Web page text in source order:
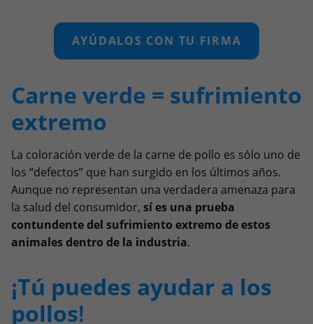
AYÚDALOS CON TU FIRMA
Carne verde = sufrimiento
extremo
La coloración verde de la carne de pollo es sólo uno de
los “defectos” que han surgido en los últimos años.
Aunque no representan una verdadera amenaza para
la salud del consumidor, sí es una prueba
contundente del sufrimiento extremo de estos
animales dentro de la industria.
¡Tú puedes ayudar a los
pollos!